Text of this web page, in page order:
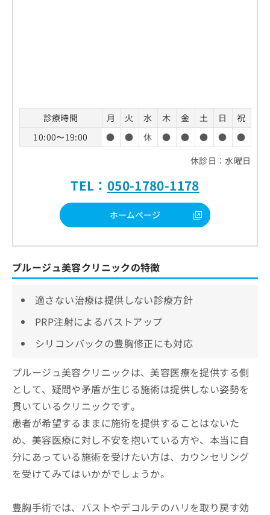
診療時間 月 火 水 木 金 土 日
祝
10:00〜19:00
● ● 休 ● ● ● ●
●
休診日：水曜日
TEL： 050-1780-1178
ホームページ
プルージュ美容クリニックの特徴
適さない治療は提供しない診療方針
PRP注射によるバストアップ
シリコンバックの豊胸修正にも対応
プルージュ美容クリニックは、美容医療を提供する側
として、疑問や矛盾が生じる施術は提供しない姿勢を
貫いているクリニックです。
患者が希望するままに施術を提供することはないた
め、美容医療に対し不安を抱いている方や、本当に自
分にあっている施術を受けたい方は、カウンセリング
を受けてみてはいかがでしょうか。
豊胸手術では、バストやデコルテのハリを取り戻す効